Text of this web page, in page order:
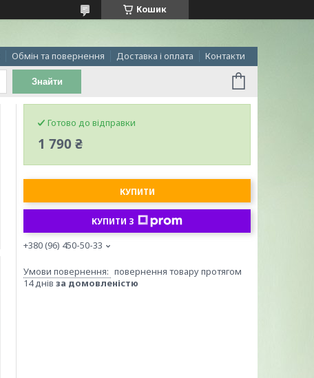
Кошик
Обмін та повернення Доставка і оплата Контакти
Знайти
Готово до відправки
1 790 ₴
КУПИТИ
КУПИТИ З
+380 (96) 450-50-33
повернення товару протягом
14 днів за домовленістю